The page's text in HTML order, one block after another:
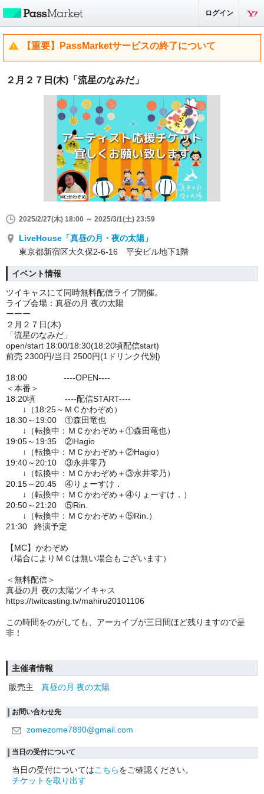
ログイン
【重要】PassMarketサービスの終了について
２月２７日(木)「流星のなみだ」
2025/2/27(木) 18:00 ～ 2025/3/1(土) 23:59
LiveHouse「真昼の月・夜の太陽」
東京都新宿区大久保2-6-16 平安ビル地下1階
イベント情報
ツイキャスにて同時無料配信ライブ開催。
ライブ会場：真昼の月 夜の太陽
ーーー
２月２７日(木)
「流星のなみだ」
open/start 18:00/18:30(18:20頃配信start)
前売 2300円/当日 2500円(1ドリンク代別)
18:00 ----OPEN----
＜本番＞
18:20頃 ----配信START----
↓（18:25～ＭＣかわぞめ）
18:30～19:00 ①森田竜也
↓（転換中：ＭＣかわぞめ＋①森田竜也）
19:05～19:35 ②Hagio
↓（転換中：ＭＣかわぞめ＋②Hagio）
19:40～20:10 ③永井零乃
↓（転換中：ＭＣかわぞめ＋③永井零乃）
20:15～20:45 ④りょーすけ．
↓（転換中：ＭＣかわぞめ＋④りょーすけ．）
20:50～21:20 ⑤Rin.
↓（転換中：ＭＣかわぞめ＋⑤Rin.）
21:30 終演予定
【MC】かわぞめ
（場合によりＭＣは無い場合もございます）
＜無料配信＞
真昼の月 夜の太陽ツイキャス
https://twitcasting.tv/mahiru20101106
この時間をのがしても、 アーカイブが三日間ほど残りますので是
非！
主催者情報
販売主
真昼の月 夜の太陽
お問い合わせ先
zomezome7890@gmail.com
当日の受付について
当日の受付についてはこちらをご確認ください。
チケットを取り出す